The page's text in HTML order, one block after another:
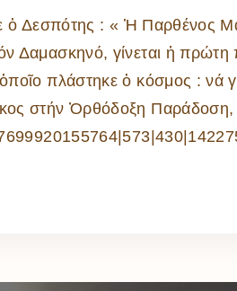
ὁ Δεσπότης : « Ἡ Παρθένος
Δαμασκηνό, γίνεται ἡ
πλάστηκε ὁ κόσμος : νά
στήν Ὀρθόδοξη Παράδοση,